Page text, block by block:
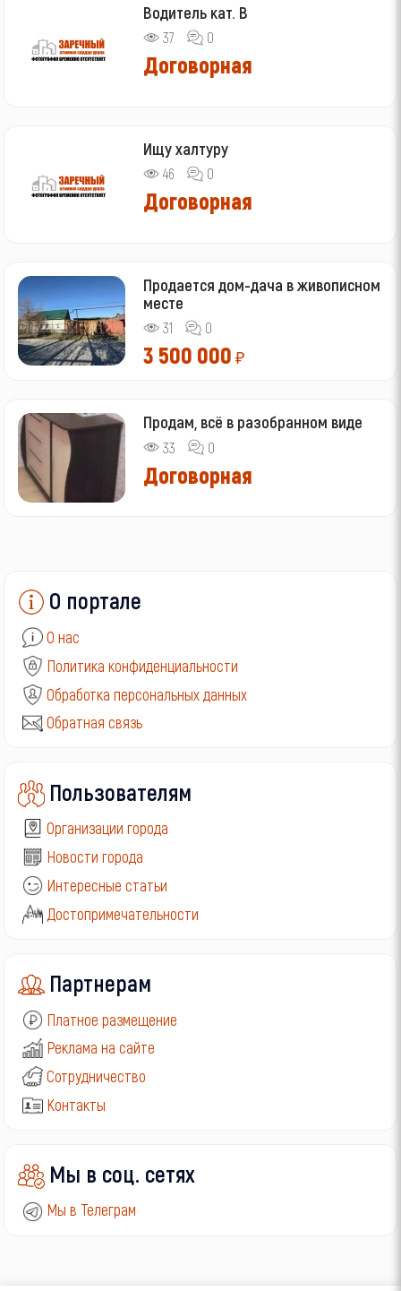
Водитель кат. В
37 0
Договорная
Ищу халтуру
46 0
Договорная
Продается дом-дача в живописном
месте
31 0
3 500 000 ₽
Продам, всё в разобранном виде
33 0
Договорная
О портале
О нас
Политика конфиденциальности
Обработка персональных данных
Обратная связь
Пользователям
Организации города
Новости города
Интересные статьи
Достопримечательности
Партнерам
Платное размещение
Реклама на сайте
Сотрудничество
Контакты
Мы в соц. сетях
Мы в Телеграм